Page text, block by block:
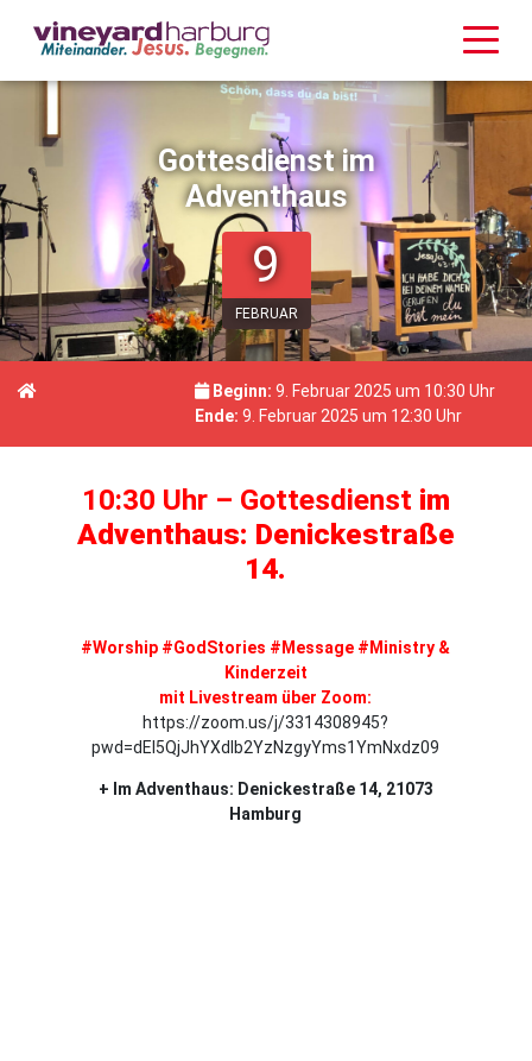
Gottesdienst im
Adventhaus
9
FEBRUAR
Beginn: 9. Februar 2025 um 10:30 Uhr
Ende: 9. Februar 2025 um 12:30 Uhr
10:30 Uhr – Gottesdienst im
Adventhaus: Denickestraße
14.
#Worship #GodStories #Message #Ministry &
Kinderzeit
mit Livestream über Zoom:
https://zoom.us/j/3314308945?
pwd=dEl5QjJhYXdlb2YzNzgyYms1YmNxdz09
+ Im Adventhaus: Denickestraße 14, 21073
Hamburg